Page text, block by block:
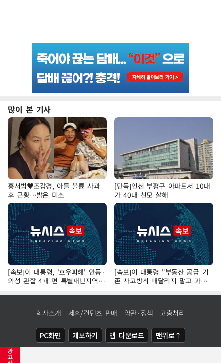
광
고
많이 본 기사
홍서범♥조갑경, 아들 불륜 사과
후 근황…밝은 미소
[단독]인천 부평구 아파트서 10대
가 40대 친모 살해
[속보]이 대통령, '호우피해' 안동·
의성 관할 4개 면 특별재난지역
선포
[속보]이 대통령 "부동산 공급 기
존 사고방식 매달리지 말고 과감
히 실천"
회사소개 제휴/컨텐츠 판매 약관·정책 고충처리
PC화면 제보하기 앱 다운로드 맨위로↑